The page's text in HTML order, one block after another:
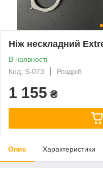
Ніж нескладний
В наявності
Код: S-073
Роздріб
1 155 ₴
Опис Характеристики